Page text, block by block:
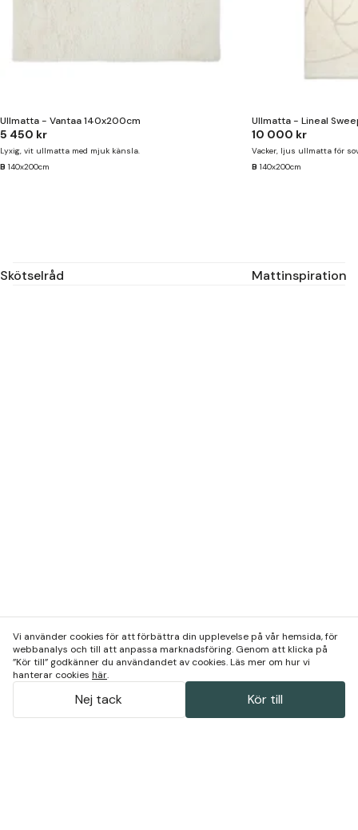
Ullmatta - Vantaa 140x200cm
5 450 kr
Lyxig, vit ullmatta med mjuk känsla.
B 140x200cm
Ullmatta - Lineal
10 000 kr
Vacker, ljus ullmatta för
B 140x200cm
Skötselråd Mattinspiration
Vi använder cookies för att förbättra din upplevelse på vår hemsida, för
webbanalys och till att anpassa marknadsföring. Genom att klicka på
”Kör till” godkänner du användandet av cookies. Läs mer om hur vi
hanterar cookies här.
Nej tack Kör till